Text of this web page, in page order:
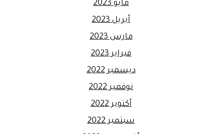
مايو 2023
أبريل 2023
مارس 2023
فبراير 2023
ديسمبر 2022
نوفمبر 2022
أكتوبر 2022
سبتمبر 2022